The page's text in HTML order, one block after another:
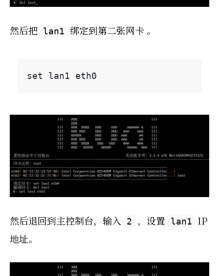
然后把 lan1 绑定到第二张网卡 。
然后退回到主控制台，输入 2 ，设置 lan1
IP
地址。